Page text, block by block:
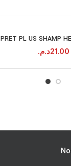
PRET PL US SHAMP
21.00د.م.